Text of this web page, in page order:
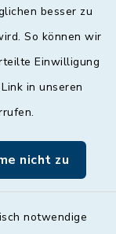
besser zu
So können wir
Einwilligung
in unseren
nicht zu
notwendige
Uhr